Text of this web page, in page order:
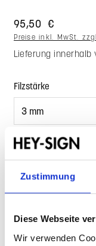
Zustimmung
Diese Webseite
Wir verwenden
95,50 €
Preise inkl. MwSt.
Lieferung innerhalb
Filzstärkeauswählen
Filzstärke:3 mm
Farben